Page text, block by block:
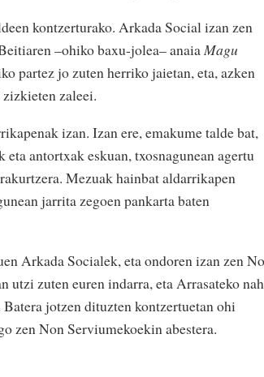
kontzerturako. Arkada Social izan zen
–ohiko baxu-jolea– anaiaMagu
partez jo zuten herriko jaietan, eta, azken
zaleei.
izan. Izan ere, emakume talde bat,
antortxak eskuan, txosnagunean agertu
Mezuak hainbat aldarrikapen
jarrita zegoen pankarta baten
Arkada Socialek, eta ondoren izan zen
utzi zuten euren indarra, eta Arrasateko
jotzen dituzten kontzertuetan ohi
zen Non Serviumekoekin abestera.